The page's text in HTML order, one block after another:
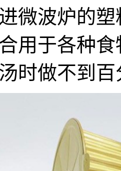
微波炉的
用于各种
时做不到